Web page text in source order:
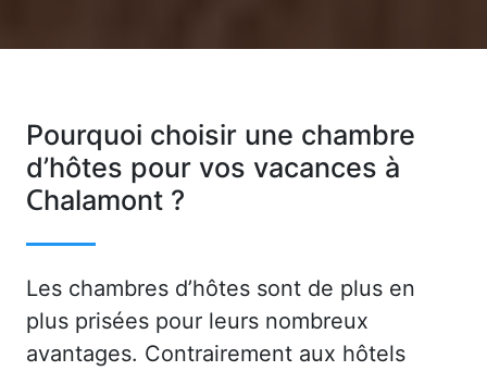
Pourquoi choisir une chambre
d’hôtes pour vos vacances à
Chalamont ?
Les chambres d’hôtes sont de plus en
plus prisées pour leurs nombreux
avantages. Contrairement aux hôtels